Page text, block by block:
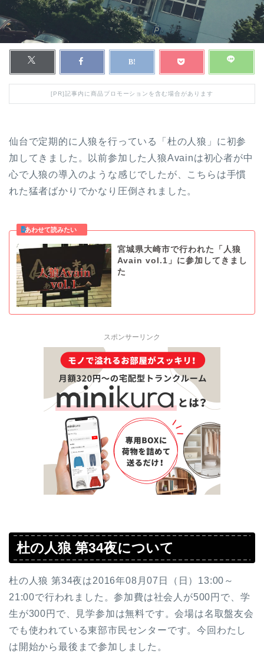
[PR]記事内に商品プロモーションを含む場合があります
仙台で定期的に人狼を行っている「杜の人狼」に初参
加してきました。以前参加した人狼Avainは初心者が中
心で人狼の導入のような感じでしたが、こちらは手慣
れた猛者ばかりでかなり圧倒されました。
宮城県大崎市で行われた「人狼
Avain vol.1」に参加してきまし
た
スポンサーリンク
杜の人狼 第34夜について
杜の人狼 第34夜は2016年08月07日（日）13:00～
21:00で行われました。参加費は社会人が500円で、学
生が300円で、見学参加は無料です。会場は名取盤友会
でも使われている東部市民センターです。今回わたし
は開始から最後まで参加しました。